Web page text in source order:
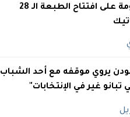
الحكومة على افتتاح الطبعة الـ 28
يروي موقفه مع أحد الشباب
تبانو غير في الإنتخابات"